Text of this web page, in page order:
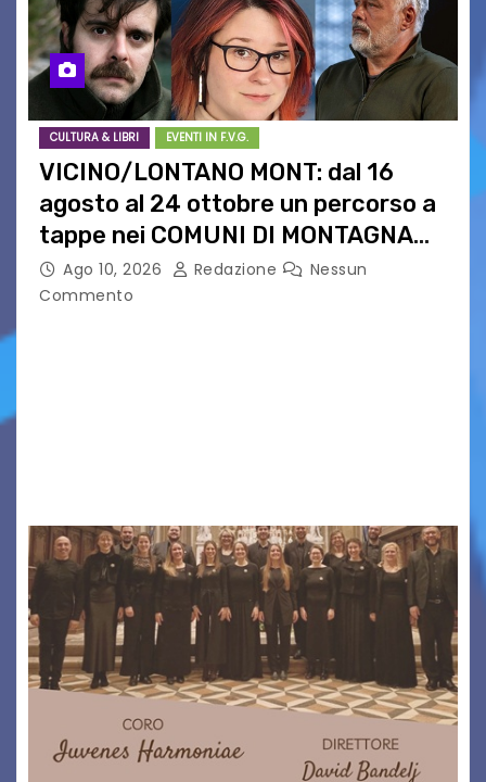
CULTURA & LIBRI EVENTI IN F.V.G.
VICINO/LONTANO MONT: dal 16
agosto al 24 ottobre un percorso a
tappe nei COMUNI DI MONTAGNA
DEL FVG
Ago 10, 2026 Redazione
Nessun
Commento